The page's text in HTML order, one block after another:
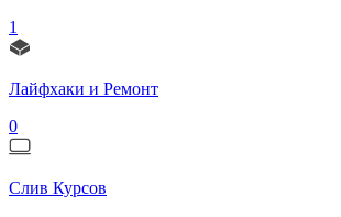
1
Лайфхаки и Ремонт
0
Слив Курсов